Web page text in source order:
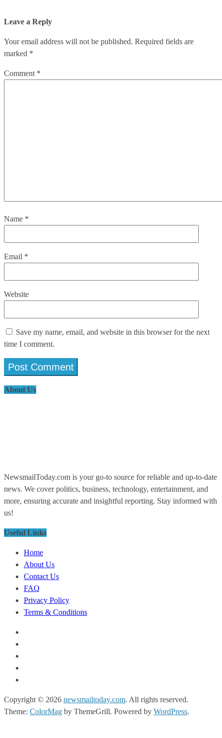
Leave a Reply
Your email address will not be published. Required fields are
marked *
Comment *
Name *
Email *
Website
Save my name, email, and website in this browser for the next
time I comment.
About Us
NewsmailToday.com is your go-to source for reliable and up-to-date
news. We cover politics, business, technology, entertainment, and
more, ensuring accurate and insightful reporting. Stay informed with
us!
Useful Links
Home
About Us
Contact Us
FAQ
Privacy Policy
Terms & Conditions
Copyright © 2026 newsmailtoday.com. All rights reserved.
Theme: ColorMag by ThemeGrill. Powered by WordPress.